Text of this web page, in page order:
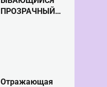
ПРОЗРАЧНЫЙ
Отражающая